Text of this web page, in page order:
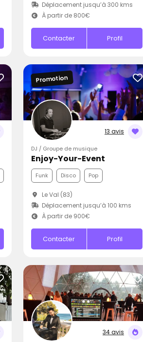
Déplacement jusqu’à 300 kms
À partir de 800€
Contacter Profil
13 avis
Promotion
DJ / Groupe de musique
Enjoy-Your-Event
Funk Disco Pop
Le Val (83)
Déplacement jusqu’à 100 kms
À partir de 900€
Contacter Profil
34 avis